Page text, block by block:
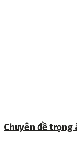
Chuyên đề trọng